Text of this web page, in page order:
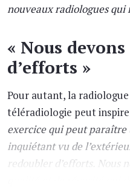
nouveaux radiologues
« Nous
d’efforts »
Pour autant, la radiologue
téléradiologie peut
exercice qui peut paraître
inquiétant vu de
redoubler d’efforts. Nous